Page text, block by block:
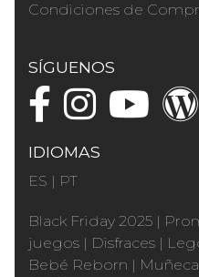
Condiciones de
SÍGUENOS
IDIOMAS
ES | PT
Black Friday 2025 |
juegos | Disfraces |
Bebé Reborn |